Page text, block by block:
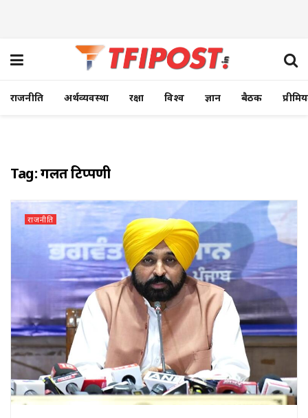
राजनीति अर्थव्यवस्था रक्षा विश्व ज्ञान बैठक
Tag:गलत टिप्पणी
राजनीति